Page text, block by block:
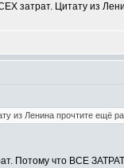
затрат. Цитату из
из Ленина прочтите ещё
Потому что ВСЕ